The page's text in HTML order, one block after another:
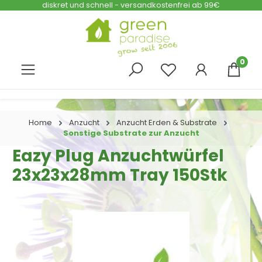
Zum Hauptinhalt springen
diskret und schnell - versandkostenfrei ab 99€
0
Home Anzucht
Anzucht Erden & Substrate
Sonstige Substrate zur Anzucht
Eazy Plug Anzuchtwürfel
23x23x28mm Tray 150Stk